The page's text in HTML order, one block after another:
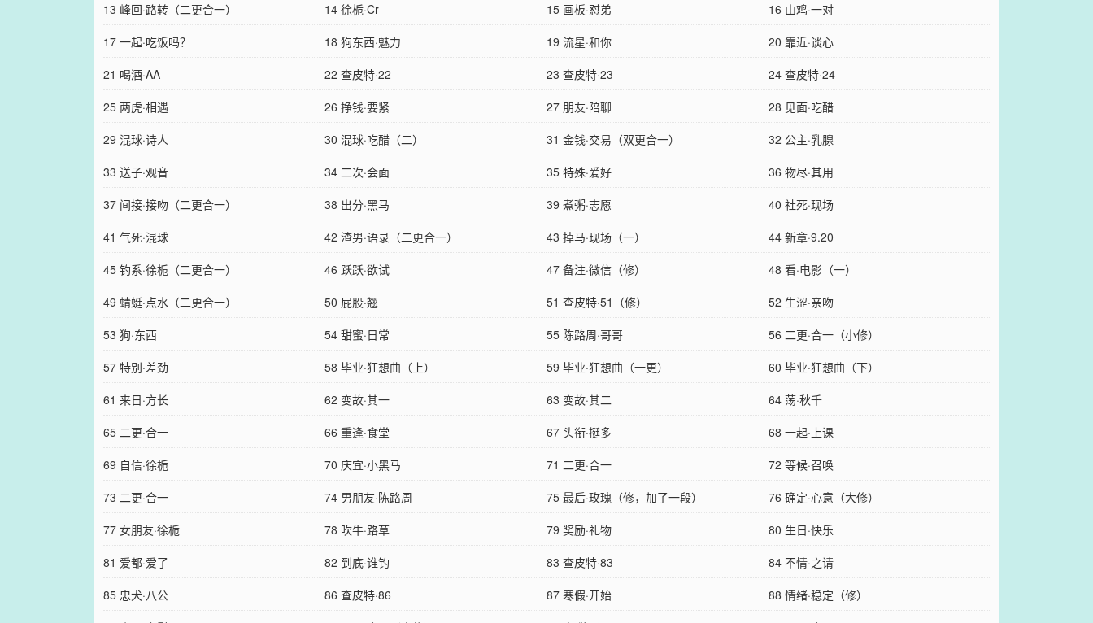
13 峰回·路转（二更合一）
14 徐栀·Cr 15 画板·怼弟
16 山鸡·一对
17 一起·吃饭吗？
18 狗东西·魅力 19 流星·和你
20 靠近·谈心
21 喝酒·AA
22 查皮特·22 23 查皮特·23
24 查皮特·24
25 两虎·相遇
26 挣钱·要紧 27 朋友·陪聊
28 见面·吃醋
29 混球·诗人
30 混球·吃醋（二） 31 金钱·交易（双更合一）
32 公主·乳腺
33 送子·观音
34 二次·会面 35 特殊·爱好
36 物尽·其用
37 间接·接吻（二更合一）
38 出分·黑马 39 煮粥·志愿
40 社死·现场
41 气死·混球
42 渣男·语录（二更合一） 43 掉马·现场（一）
44 新章·9.20
45 钓系·徐栀（二更合一）
46 跃跃·欲试 47 备注·微信（修）
48 看·电影（一）
49 蜻蜓·点水（二更合一）
50 屁股·翘 51 查皮特·51（修）
52 生涩·亲吻
53 狗·东西
54 甜蜜·日常 55 陈路周·哥哥
56 二更·合一（小修）
57 特别·差劲
58 毕业·狂想曲（上） 59 毕业·狂想曲（一更）
60 毕业·狂想曲（下）
61 来日·方长
62 变故·其一 63 变故·其二
64 荡·秋千
65 二更·合一
66 重逢·食堂 67 头衔·挺多
68 一起·上课
69 自信·徐栀
70 庆宜·小黑马 71 二更·合一
72 等候·召唤
73 二更·合一
74 男朋友·陈路周 75 最后·玫瑰（修，加了一段）
76 确定·心意（大修）
77 女朋友·徐栀
78 吹牛·路草 79 奖励·礼物
80 生日·快乐
81 爱都·爱了
82 到底·谁钓 83 查皮特·83
84 不情·之请
85 忠犬·八公
86 查皮特·86 87 寒假·开始
88 情绪·稳定（修）